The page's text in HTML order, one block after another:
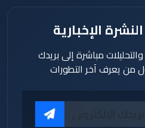
الإخبارية
مباشرة إلى بريدك
من يعرف آخر التطورات